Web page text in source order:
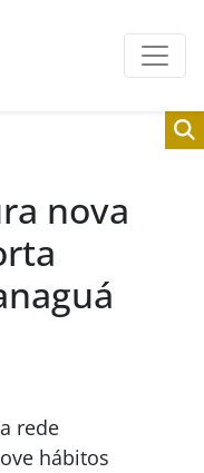
nova
rede
hábitos